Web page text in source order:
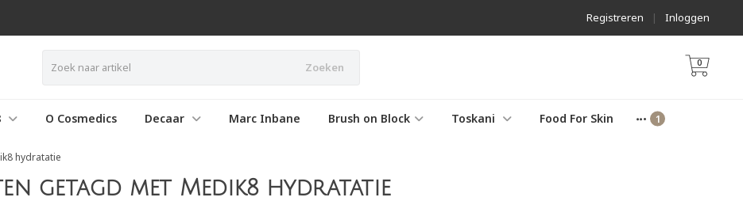
Inloggen
|
Registreren
Zoeken 0
O Cosmedics Decaar Marc Inbane Brush on Block Toskani Food For Skin
hydratatie
getagd met Medik8 hydratatie